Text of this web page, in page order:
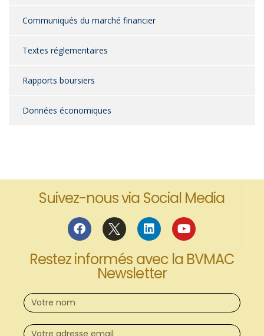
Communiqués du marché financier
Textes réglementaires
Rapports boursiers
Données économiques
Suivez-nous via Social Media
Restez informés avec la BVMAC
Newsletter